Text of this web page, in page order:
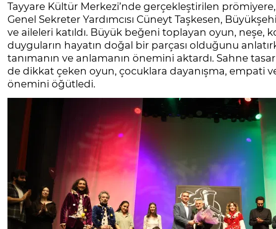
Tayyare Kültür Merkezi’nde gerçekleştirilen
Genel Sekreter Yardımcısı Cüneyt Taşkesen,
ve aileleri katıldı. Büyük beğeni toplayan oyun, neşe,
duyguların hayatın doğal bir parçası olduğunu
tanımanın ve anlamanın önemini aktardı. Sahne
de dikkat çeken oyun, çocuklara dayanışma, empati
önemini öğütledi.